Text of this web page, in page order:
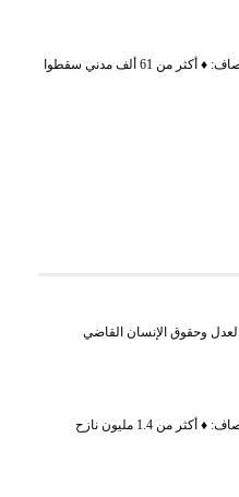
♦️
أكثر من 61 ألف مدني سقطوا
وحقوق الإنسان القاضي
♦️
أكثر من 1.4 مليون نازح